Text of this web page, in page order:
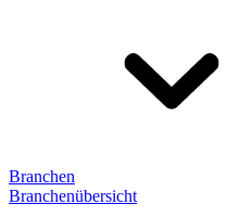
Branchen
Branchenübersicht